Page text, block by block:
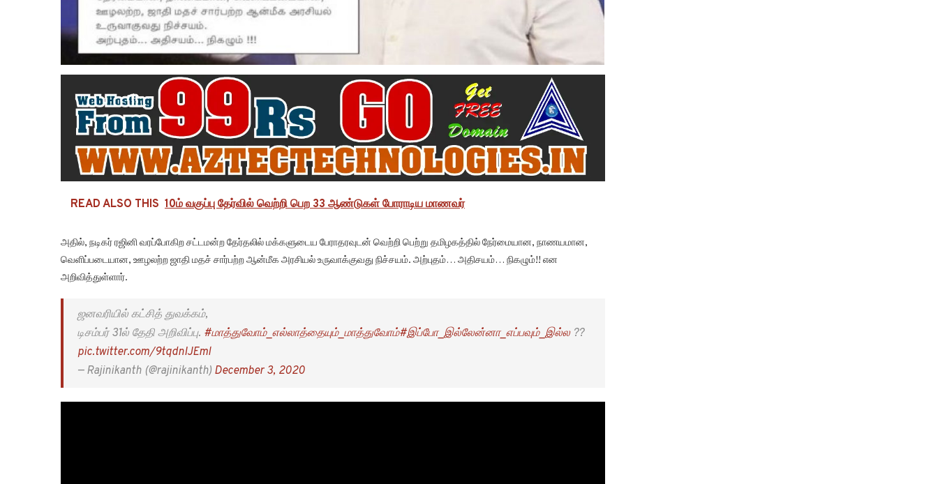
READ ALSO THIS 10ம் வகுப்பு தேர்வில் வெற்றி பெற 33 ஆண்டுகள் போராடிய மாணவர்
அதில், நடிகர் ரஜினி வரப்போகிற சட்டமன்ற தேர்தலில் மக்களுடைய பேராதரவுடன் வெற்றி பெற்று தமிழகத்தில் நேர்மையான, நாணயமான,
வெளிப்படையான, ஊழலற்ற ஜாதி மதச் சார்பற்ற ஆன்மீக அரசியல் உருவாக்குவது நிச்சயம். அற்புதம்… அதிசயம்… நிகழும்!! என
அறிவித்துள்ளார்.
ஜனவரியில் கட்சித் துவக்கம்,
டிசம்பர் 31ல் தேதி அறிவிப்பு. #மாத்துவோம்_எல்லாத்தையும்_மாத்துவோம்#இப்போ_இல்லேன்னா_எப்பவும்_இல்ல??
pic.twitter.com/9tqdnIJEml
— Rajinikanth (@rajinikanth) December 3, 2020